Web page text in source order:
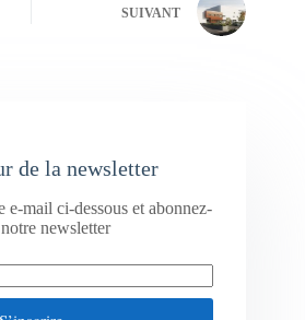
SUIVANT
de la newsletter
e-mail ci-dessous et abonnez-
newsletter